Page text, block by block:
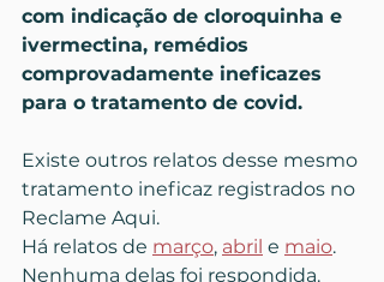
com indicação de cloroquinha e
ivermectina, remédios
comprovadamente ineficazes
para o tratamento de covid.
Existe outros relatos desse mesmo
tratamento ineficaz registrados no
Reclame Aqui.
Há relatos de março, abril e maio.
Nenhuma delas foi respondida.